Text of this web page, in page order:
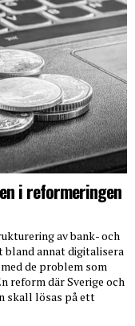
i reformeringen
av bank- och
annat digitalisera
de problem som
reform där Sverige och
skall lösas på ett